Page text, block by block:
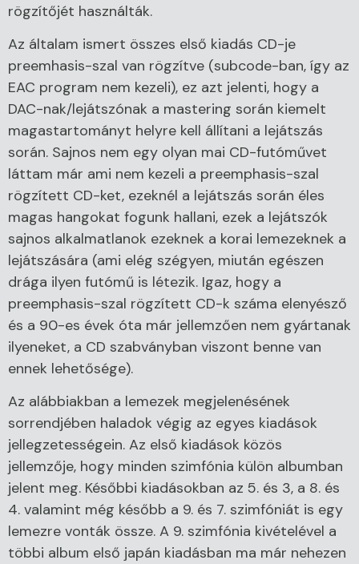
rögzítőjét használták.
Az általam ismert összes első kiadás CD-je
preemhasis-szal van rögzítve (subcode-ban, így az
EAC program nem kezeli), ez azt jelenti, hogy a
DAC-nak/lejátszónak a mastering során kiemelt
magastartományt helyre kell állítani a lejátszás
során. Sajnos nem egy olyan mai CD-futóművet
láttam már ami nem kezeli a preemphasis-szal
rögzített CD-ket, ezeknél a lejátszás során éles
magas hangokat fogunk hallani, ezek a lejátszók
sajnos alkalmatlanok ezeknek a korai lemezeknek a
lejátszására (ami elég szégyen, miután egészen
drága ilyen futómű is létezik. Igaz, hogy a
preemphasis-szal rögzített CD-k száma elenyésző
és a 90-es évek óta már jellemzően nem gyártanak
ilyeneket, a CD szabványban viszont benne van
ennek lehetősége).
Az alábbiakban a lemezek megjelenésének
sorrendjében haladok végig az egyes kiadások
jellegzetességein. Az első kiadások közös
jellemzője, hogy minden szimfónia külön albumban
jelent meg. Későbbi kiadásokban az 5. és 3, a 8. és
4. valamint még később a 9. és 7. szimfóniát is egy
lemezre vonták össze. A 9. szimfónia kivételével a
többi album első japán kiadásban ma már nehezen